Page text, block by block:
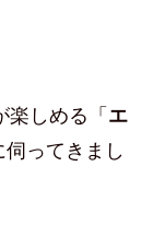
楽しめる「 エ
伺ってきまし